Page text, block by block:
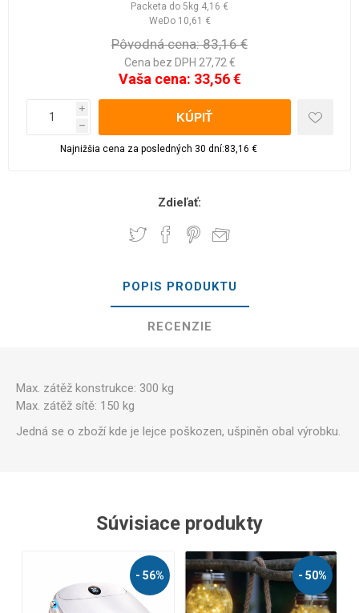
Packeta do 5kg 4,16 €
WeDo 10,61 €
Pôvodná cena: 83,16 €
Cena bez DPH 27,72 €
Vaša cena: 33,56 €
i
h
Najnižšia cena za posledných 30 dní:83,16 €
Zdieľať:
POPIS PRODUKTU
RECENZIE
Max. zátěž konstrukce: 300 kg
Max. zátěž sítě: 150 kg
Jedná se o zboží kde je lejce poškozen, ušpiněn obal výrobku.
Súvisiace produkty
- 50%